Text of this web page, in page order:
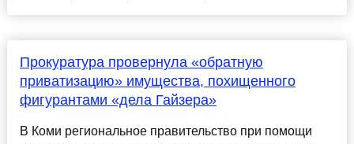
Прокуратура провернула «обратную
приватизацию» имущества, похищенного
фигурантами «дела Гайзера»
В Коми региональное правительство при помощи